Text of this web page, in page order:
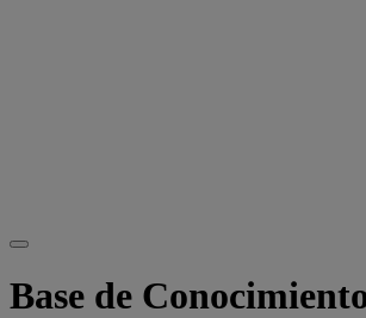
Base de